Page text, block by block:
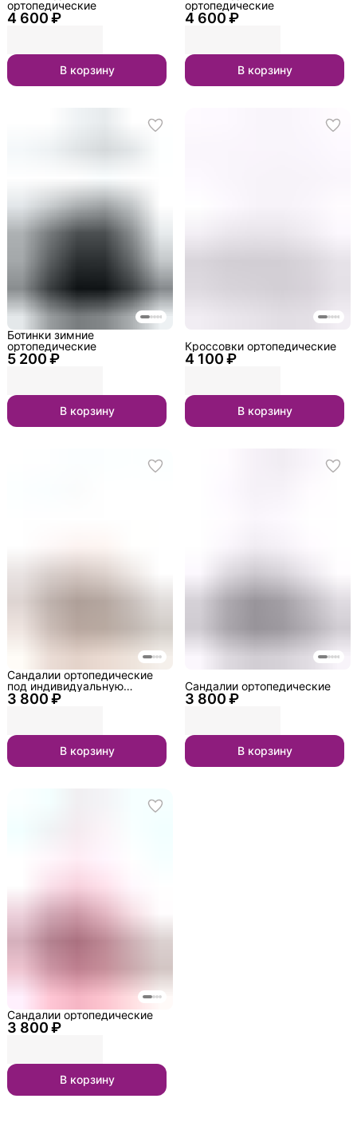
4 600 ₽
ортопедические
В корзину
4 600 ₽
ортопедические
В корзину
5 200 ₽
Ботинки зимние
ортопедические
В корзину
4 100 ₽
Кроссовки ортопедические
В корзину
3 800 ₽
Сандалии ортопедические
под индивидуальную
стельку
В корзину
3 800 ₽
Сандалии ортопедические
В корзину
3 800 ₽
Сандалии ортопедические
В корзину